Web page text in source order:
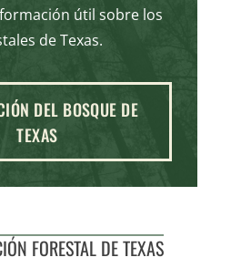
útil sobre los
de Texas.
DEL BOSQUE DE
TEXAS
FORESTAL DE TEXAS